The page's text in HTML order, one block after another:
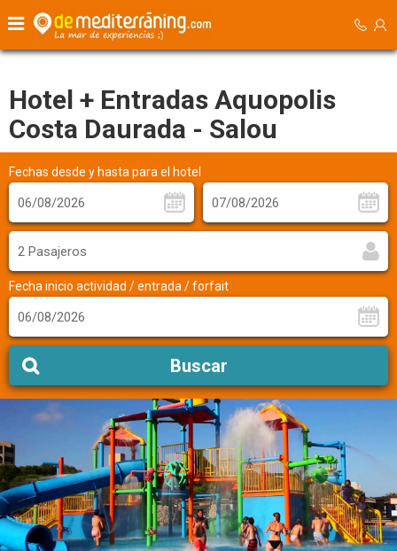
Hotel + Entradas Aquopolis
Costa Daurada - Salou
Fechas desde y hasta para el hotel
2 Pasajeros
Fecha inicio actividad / entrada / forfait
Buscar